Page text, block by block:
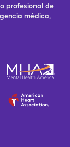
profesional de
médica,